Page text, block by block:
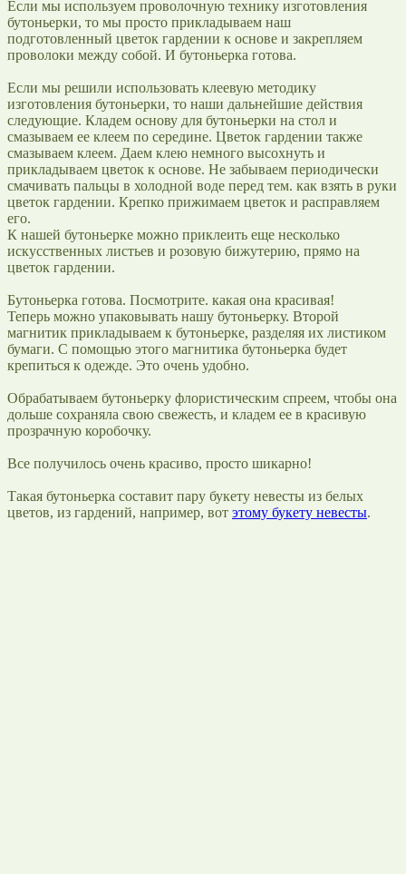
Если мы используем проволочную технику изготовления
бутоньерки, то мы просто прикладываем наш
подготовленный цветок гардении к основе и закрепляем
проволоки между собой. И бутоньерка готова.
Если мы решили использовать клеевую методику
изготовления бутоньерки, то наши дальнейшие действия
следующие. Кладем основу для бутоньерки на стол и
смазываем ее клеем по середине. Цветок гардении также
смазываем клеем. Даем клею немного высохнуть и
прикладываем цветок к основе. Не забываем периодически
смачивать пальцы в холодной воде перед тем. как взять в руки
цветок гардении. Крепко прижимаем цветок и расправляем
его.
К нашей бутоньерке можно приклеить еще несколько
искусственных листьев и розовую бижутерию, прямо на
цветок гардении.
Бутоньерка готова. Посмотрите. какая она красивая!
Теперь можно упаковывать нашу бутоньерку. Второй
магнитик прикладываем к бутоньерке, разделяя их листиком
бумаги. С помощью этого магнитика бутоньерка будет
крепиться к одежде. Это очень удобно.
Обрабатываем бутоньерку флористическим спреем, чтобы она
дольше сохраняла свою свежесть, и кладем ее в красивую
прозрачную коробочку.
Все получилось очень красиво, просто шикарно!
Такая бутоньерка составит пару букету невесты из белых
цветов, из гардений, например, вот этому букету невесты.